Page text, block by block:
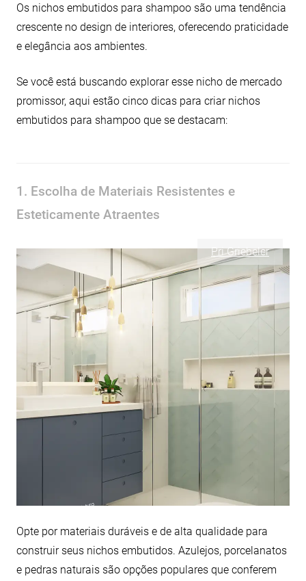
Os nichos embutidos para shampoo são uma tendência
crescente no design de interiores, oferecendo praticidade
e elegância aos ambientes.
Se você está buscando explorar esse nicho de mercado
promissor, aqui estão cinco dicas para criar nichos
embutidos para shampoo que se destacam:
1. Escolha de Materiais Resistentes e
Esteticamente Atraentes
Pri Griebeler
Opte por materiais duráveis e de alta qualidade para
construir seus nichos embutidos. Azulejos, porcelanatos
e pedras naturais são opções populares que conferem